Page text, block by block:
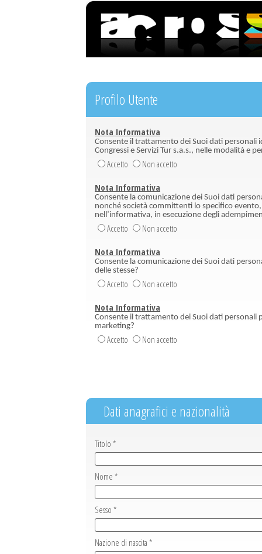
Profilo Utente
Nota Informativa
Consente il trattamento dei Suoi dati personali
Congressi e Servizi Tur s.a.s., nelle modalità e
Accetto
Non accetto
Nota Informativa
Consente la comunicazione dei Suoi dati
nonché società committenti lo specifico
nell’informativa, in esecuzione degli
Accetto
Non accetto
Nota Informativa
Consente la comunicazione dei Suoi dati
delle stesse?
Accetto
Non accetto
Nota Informativa
Consente il trattamento dei Suoi dati
marketing?
Accetto Non accetto
Dati anagrafici e nazionalità
Titolo *
Nome *
Sesso *
Nazione di nascita *